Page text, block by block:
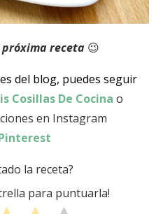
próxima receta 😉
del blog, puedes seguir
Cosillas De Cocina o
en Instagram
la receta?
para puntuarla!